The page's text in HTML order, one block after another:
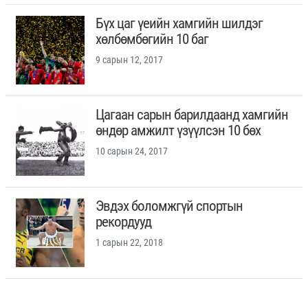
Бүх цаг үеийн хамгийн шилдэг
хөлбөмбөгийн 10 баг
9 сарын 12, 2017
Цагаан сарын барилдаанд хамгийн
өндөр амжилт үзүүлсэн 10 бөх
10 сарын 24, 2017
Эвдэх боломжгүй спортын
рекордууд
1 сарын 22, 2018